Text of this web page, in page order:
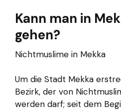
Kann man in
gehen?
Nichtmuslime in Mekka
Um die Stadt Mekka
Bezirk, der von
werden darf; seit dem